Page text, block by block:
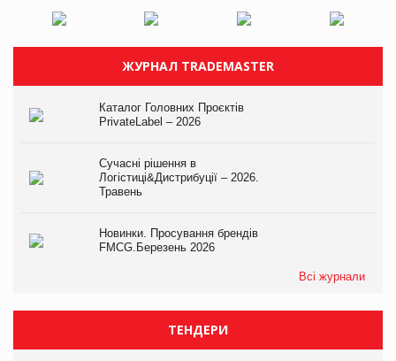
ЖУРНАЛ TRADEMASTER
Каталог Головних Проєктів
PrivateLabel – 2026
Сучасні рішення в
Логістиці&Дистрибуції – 2026.
Травень
Новинки. Просування брендів
FMCG.Березень 2026
Всі журнали
ТЕНДЕРИ